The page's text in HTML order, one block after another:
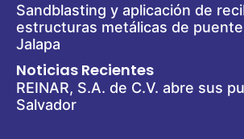
Sandblasting y aplicación de
estructuras metálicas de
Jalapa
Noticias Recientes
REINAR, S.A. de C.V. abre sus
Salvador